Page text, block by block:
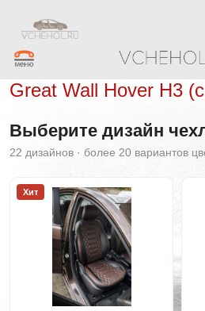
Great Wall Hover H3 (с
Выберите дизайн
22 дизайнов · более 20 вариантов
Хит